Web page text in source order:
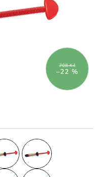
708 Kč
–22 %